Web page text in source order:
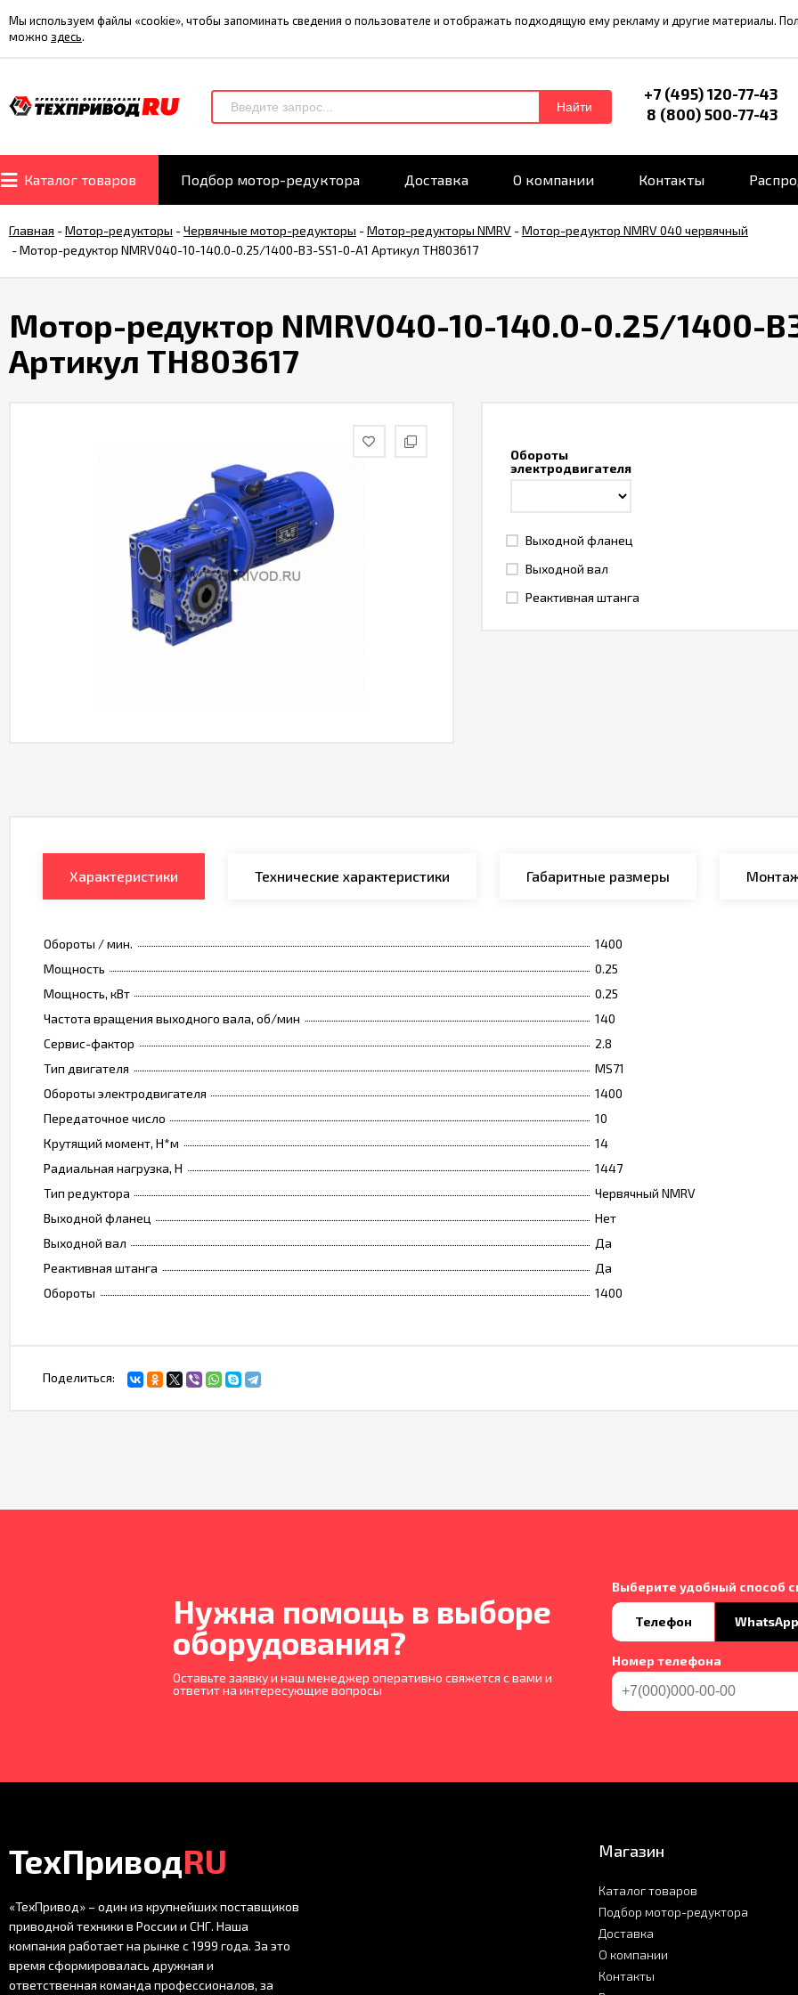
Мы используем файлы «cookie», чтобы запоминать сведения о пользователе и отображать подходящую ему рекламу и другие материалы.
можно здесь.
Найти
+7 (495) 120-77-43
8 (800) 500-77-43
Каталог товаров Подбор мотор-редуктора Доставка О компании Контакты
Главная -Мотор-редукторы -Червячные мотор-редукторы -Мотор-редукторы NMRV -Мотор-редуктор NMRV 040 червячный
-Мотор-редуктор NMRV040-10-140.0-0.25/1400-B3-SS1-0-A1 Артикул TH803617
Мотор-редуктор NMRV040-10-140.0-0.25/1400-
Артикул TH803617
Обороты
электродвигателя
Выходной фланец
Выходной вал
Реактивная штанга
Характеристики Технические характеристики Габаритные размеры
Обороты / мин.
1400
Мощность
0.25
Мощность, кВт
0.25
Частота вращения выходного вала, об/мин
140
Сервис-фактор
2.8
Тип двигателя
MS71
Обороты электродвигателя
1400
Передаточное число
10
Крутящий момент, Н*м
14
Радиальная нагрузка, Н
1447
Тип редуктора
Червячный NMRV
Выходной фланец
Нет
Выходной вал
Да
Реактивная штанга
Да
Обороты
1400
Поделиться:
Нужна помощь в выборе
оборудования?
Оставьте заявку и наш менеджер оперативно свяжется с вами и
ответит на интересующие вопросы
Выберите удобный способ
Телефон WhatsApp
Номер телефона
ТехПриводRU
«ТехПривод» – один из крупнейших поставщиков
приводной техники в России и СНГ. Наша
компания работает на рынке с 1999 года. За это
время сформировалась дружная и
ответственная команда профессионалов, за
Магазин
Каталог товаров
Подбор мотор-редуктора
Доставка
О компании
Контакты